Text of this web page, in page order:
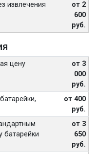
извлечения
от 2
600
руб.
цену
от 3
000
руб.
от 400
руб.
батарейки
от 3
650
руб.